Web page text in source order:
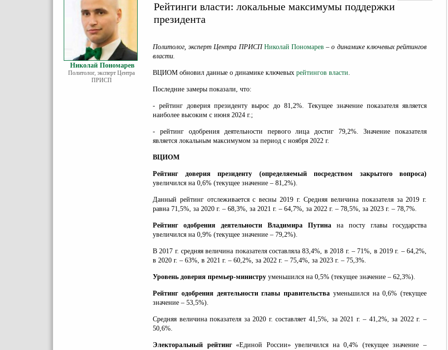
Николай Пономарев
Политолог, эксперт Центра
ПРИСП
Рейтинги власти: локальные максимумы поддержки
президента
Политолог, эксперт Центра ПРИСП Николай Пономарев – о динамике ключевых рейтингов
власти.
ВЦИОМ обновил данные о динамике ключевых рейтингов власти.
Последние замеры показали, что:
- рейтинг доверия президенту вырос до 81,2%. Текущее значение показателя является
наиболее высоким с июня 2024 г.;
- рейтинг одобрения деятельности первого лица достиг 79,2%. Значение показателя
является локальным максимумом за период с ноября 2022 г.
ВЦИОМ
Рейтинг доверия президенту (определяемый посредством закрытого вопроса)
увеличился на 0,6% (текущее значение – 81,2%).
Данный рейтинг отслеживается с весны 2019 г. Средняя величина показателя за 2019 г.
равна 71,5%, за 2020 г. – 68,3%, за 2021 г. – 64,7%, за 2022 г. – 78,5%, за 2023 г. – 78,7%.
Рейтинг одобрения деятельности Владимира Путина на посту главы государства
увеличился на 0,9% (текущее значение – 79,2%).
В 2017 г. средняя величина показателя составляла 83,4%, в 2018 г. – 71%, в 2019 г. – 64,2%,
в 2020 г. – 63%, в 2021 г. – 60,2%, за 2022 г. – 75,4%, за 2023 г. – 75,3%.
Уровень доверия премьер-министру уменьшился на 0,5% (текущее значение – 62,3%).
Рейтинг одобрения деятельности главы правительства уменьшился на 0,6% (текущее
значение – 53,5%).
Средняя величина показателя за 2020 г. составляет 41,5%, за 2021 г. – 41,2%, за 2022 г. –
50,6%.
Электоральный рейтинг«Единой России» увеличился на 0,4% (текущее значение –